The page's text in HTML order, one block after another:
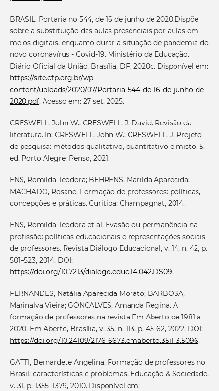
BRASIL. Portaria no 544, de 16 de junho de 2020.Dispõe
sobre a substituição das aulas presenciais por aulas em
meios digitais, enquanto durar a situação de pandemia do
novo coronavírus - Covid-19. Ministério da Educação.
Diário Oficial da União, Brasília, DF, 2020c. Disponível em:
https://site.cfp.org.br/wp-
content/uploads/2020/07/Portaria-544-de-16-de-junho-de-
2020.pdf. Acesso em: 27 set. 2025.
CRESWELL, John W.; CRESWELL, J. David. Revisão da
literatura. In: CRESWELL, John W.; CRESWELL, J. Projeto
de pesquisa: métodos qualitativo, quantitativo e misto. 5.
ed. Porto Alegre: Penso, 2021.
ENS, Romilda Teodora; BEHRENS, Marilda Aparecida;
MACHADO, Rosane. Formação de professores: políticas,
concepções e práticas. Curitiba: Champagnat, 2014.
ENS, Romilda Teodora et al. Evasão ou permanência na
profissão: políticas educacionais e representações sociais
de professores. Revista Diálogo Educacional, v. 14, n. 42, p.
501–523, 2014. DOI:
https://doi.org/10.7213/dialogo.educ.14.042.DS09.
FERNANDES, Natália Aparecida Morato; BARBOSA,
Marinalva Vieira; GONÇALVES, Amanda Regina. A
formação de professores na revista Em Aberto de 1981 a
2020. Em Aberto, Brasília, v. 35, n. 113, p. 45-62, 2022. DOI:
https://doi.org/10.24109/2176-6673.emaberto.35i113.5096.
GATTI, Bernardete Angelina. Formação de professores no
Brasil: características e problemas. Educação & Sociedade,
v. 31, p. 1355–1379, 2010. Disponível em: